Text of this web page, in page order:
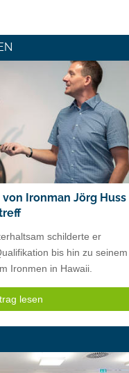
von Ironman Jörg Huss
schilderte er
bis hin zu seinem
Ironmen in Hawaii.
lesen